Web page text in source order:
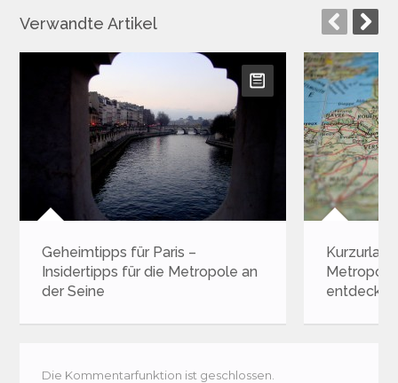
Verwandte Artikel
Geheimtipps für Paris –
Insidertipps für die Metropole an
der Seine
entdecken
Die Kommentarfunktion ist geschlossen.